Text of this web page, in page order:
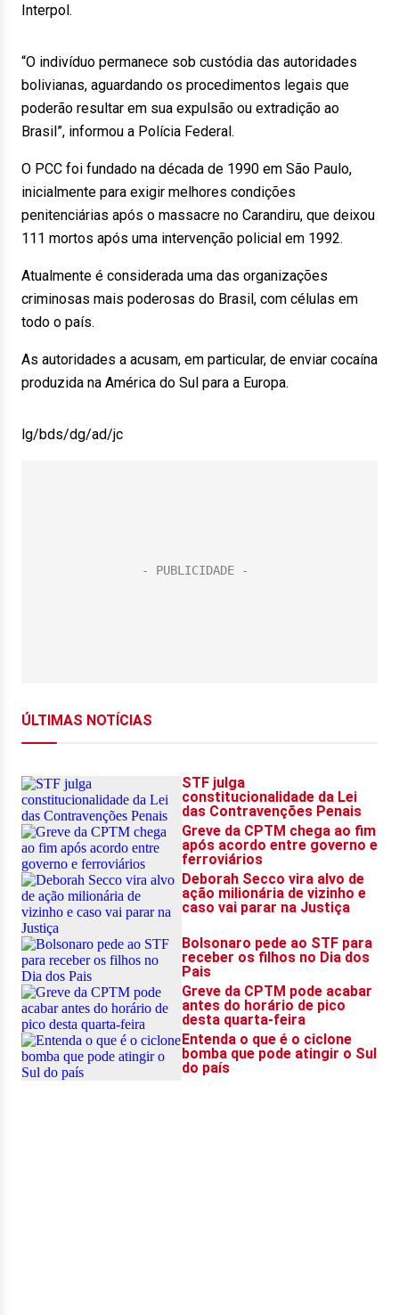
Interpol.
“O indivíduo permanece sob custódia das autoridades
bolivianas, aguardando os procedimentos legais que
poderão resultar em sua expulsão ou extradição ao
Brasil”, informou a Polícia Federal.
O PCC foi fundado na década de 1990 em São Paulo,
inicialmente para exigir melhores condições
penitenciárias após o massacre no Carandiru, que deixou
111 mortos após uma intervenção policial em 1992.
Atualmente é considerada uma das organizações
criminosas mais poderosas do Brasil, com células em
todo o país.
As autoridades a acusam, em particular, de enviar cocaína
produzida na América do Sul para a Europa.
lg/bds/dg/ad/jc